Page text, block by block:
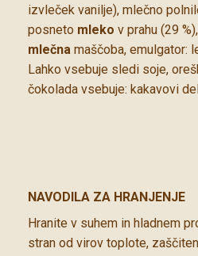
izvleček vanilje), mlečno
posneto mleko v prahu (29
mlečna maščoba, emulgator:
Lahko vsebuje sledi soje,
čokolada vsebuje: kakavovi
NAVODILA ZA HRANJENJE
Hranite v suhem in hladnem
stran od virov toplote,